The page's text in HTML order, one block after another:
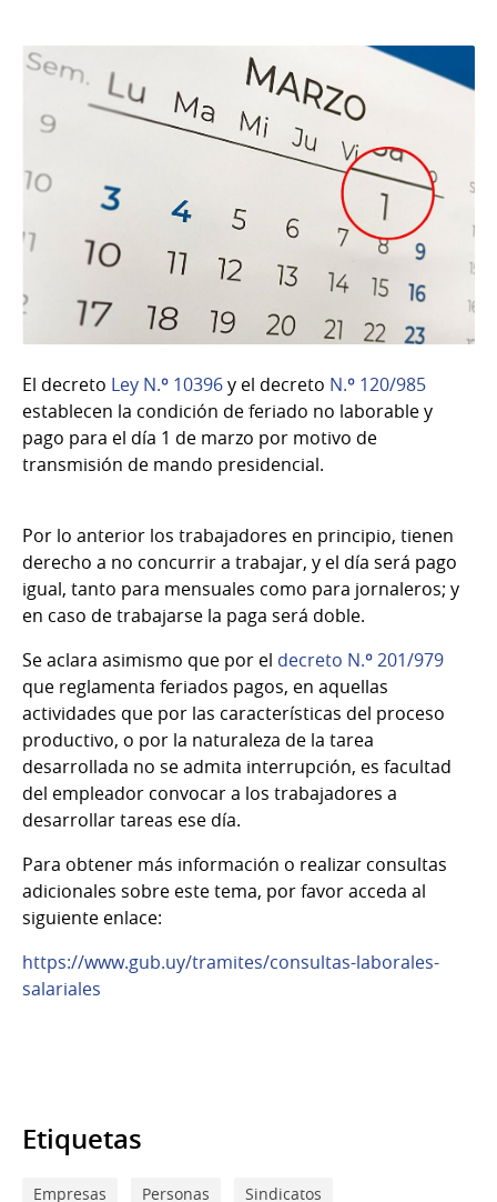
El decreto Ley N.º 10396y el decreto N.º 120/985
establecen la condición de feriado no laborable y
pago para el día 1 de marzo por motivo de
transmisión de mando presidencial.
Por lo anterior los trabajadores en principio, tienen
derecho a no concurrir a trabajar, y el día será pago
igual, tanto para mensuales como para jornaleros; y
en caso de trabajarse la paga será doble.
Se aclara asimismo que por el decreto N.º201/979
que reglamenta feriados pagos, en aquellas
actividades que por las características del proceso
productivo, o por la naturaleza de la tarea
desarrollada no se admita interrupción, es facultad
del empleador convocar a los trabajadores a
desarrollar tareas ese día.
Para obtener más información o realizar consultas
adicionales sobre este tema, por favor acceda al
siguiente enlace:
https://www.gub.uy/tramites/consultas-laborales-
salariales
Etiquetas
Empresas Personas Sindicatos